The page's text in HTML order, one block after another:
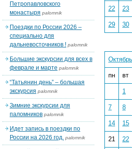
22 23
29 30
Октябрь
пн вт
1
7 8
14 15
21 22
Петропавловского
монастыря palomnik
Поездки по России 2026 –
специально для
дальневосточников ! palomnik
Большие экскурсии для всех в
феврале и марте palomnik
“Татьянин день” – большая
экскурсия palomnik
Зимние экскурсии для
паломников palomnik
Идет запись в поездки по
России на 2026 год. palomnik